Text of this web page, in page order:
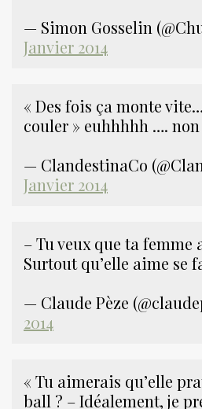
— Simon Gosselin
Janvier 2014
« Des fois ça monte
couler » euhhhhh ….
— ClandestinaCo
Janvier 2014
– Tu veux que ta femme
Surtout qu’elle aime se
— Claude Pèze
2014
« Tu aimerais qu’elle
ball ? – Idéalement, je